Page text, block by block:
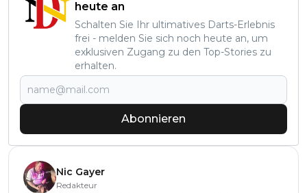
heute an
Schalten Sie Ihr ultimatives Darts-Erlebnis
frei - melden Sie sich noch heute an, um
exklusiven Zugang zu den Top-Stories zu
erhalten.
Abonnieren
Nic Gayer
Redakteur